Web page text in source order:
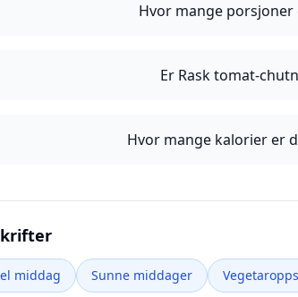
Hvor mange
Er Rask tomat-
Hvor mange kalorier er
middag Sunne middager